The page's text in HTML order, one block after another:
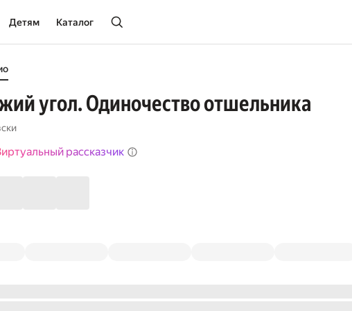
Детям Каталог
угол. Одиночество отшельника
рассказчик